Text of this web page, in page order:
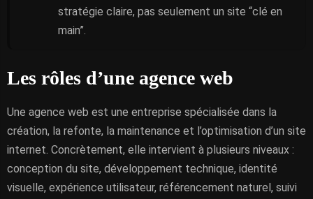
stratégie claire, pas seulement un site “clé en
main”.
Les rôles d’une agence web
Une agence web est une entreprise spécialisée dans la
création, la refonte, la maintenance et l’optimisation d’un site
internet. Concrètement, elle intervient à plusieurs niveaux :
conception du site, développement technique, identité
visuelle, expérience utilisateur, référencement naturel, suivi